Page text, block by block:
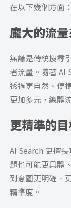
在以下幾個方面：
龐大的流
無論是傳統搜尋
者流量。隨著 AI
透過更自然、便
更加多元，總體
更精準的
AI Search 更擅
題也可能更具體
到意圖更明確、
精準度。